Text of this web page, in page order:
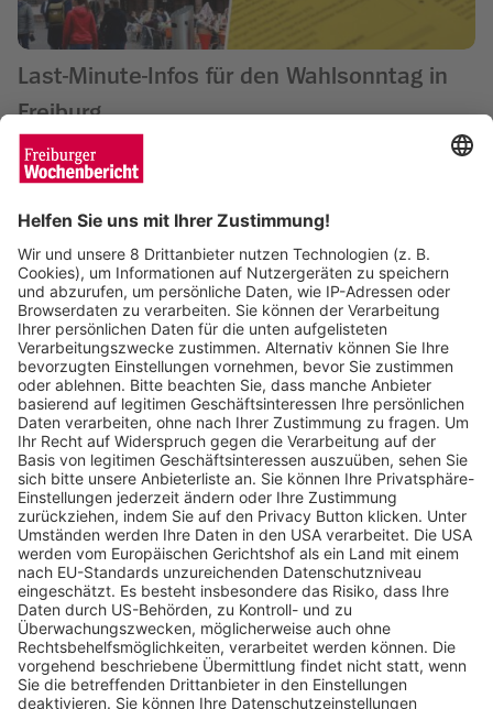
Last-Minute-Infos für den Wahlsonntag in
Freiburg
Die neue Mitte von Freiburgs Stadtteil
Mooswald soll weitgehend autofrei werden
Saskia Schuh 28.02.2025